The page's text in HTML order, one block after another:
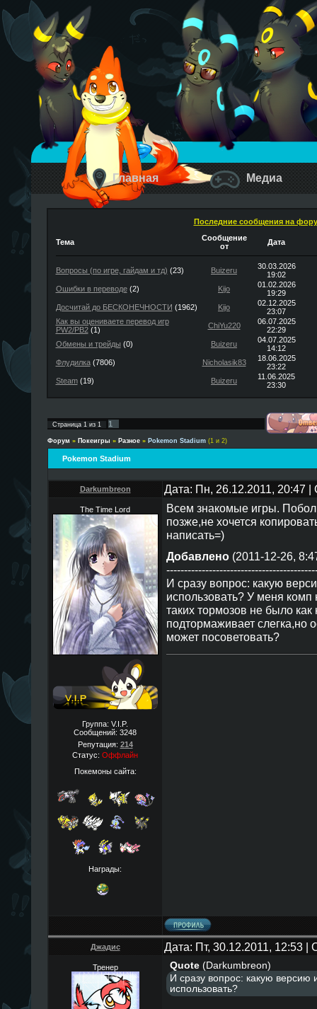
Главная Медиа
Последние сообщения на
Тема
Сообщение
от
Дата
Вопросы (по игре, гайдам и тд) (23) Buizeru
30.03.2026
19:02
Ошибки в переводе(2) Kijo
01.02.2026
19:29
Досчитай до БЕСКОНЕЧНОСТИ (1962) Kijo
02.12.2025
23:07
Как вы оцениваете перевод игр
PW2/PB2(1) ChiYu220
06.07.2025
22:29
Обмены и трейды (0) Buizeru
04.07.2025
14:12
Флудилка(7806) Nicholasik83
18.06.2025
23:22
Steam(19) Buizeru
11.06.2025
23:30
Страница 1из 1 1
Форум » Покеигры » Разное » Pokemon Stadium (1 и 2)
Pokemon Stadium
Darkumbreon Дата: Пн, 26.12.2011, 20:47
The Time Lord
Группа: V.I.P.
Сообщений: 3248
Репутация: 214
Статус: Оффлайн
Покемоны сайта:
Награды:
Всем знакомые игры.
позже,не хочется
написать=)
Добавлено(2011-12-26,
И сразу вопрос: какую
использовать? У меня
таких тормозов не было
подтормаживает слегка,но
может посоветовать?
Джадис Дата: Пт, 30.12.2011, 12:53
Тренер Quote(Darkumbreon)
И сразу вопрос: какую версию
использовать?